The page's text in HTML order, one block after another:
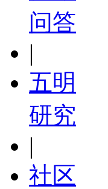
问答
|
五明
研究
|
社区